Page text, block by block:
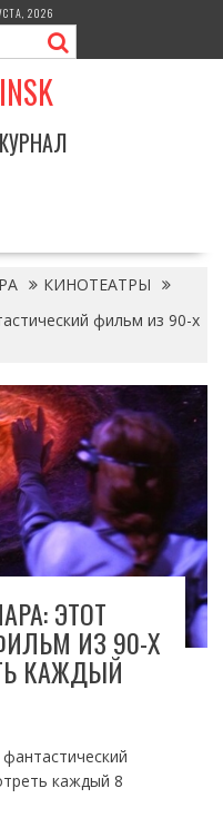
2026
КИНОТЕАТРЫ
фильм из 90-х
ЭТОТ
ИЗ 90-Х
КАЖДЫЙ
каждый 8